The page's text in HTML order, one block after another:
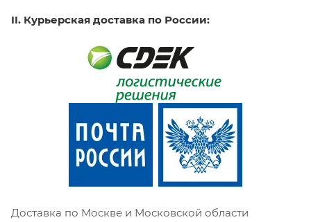
II. Курьерская доставка по России:
Доставка по Москве и Московской области